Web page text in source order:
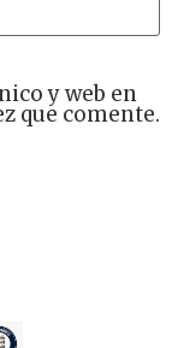
y web en
que comente.